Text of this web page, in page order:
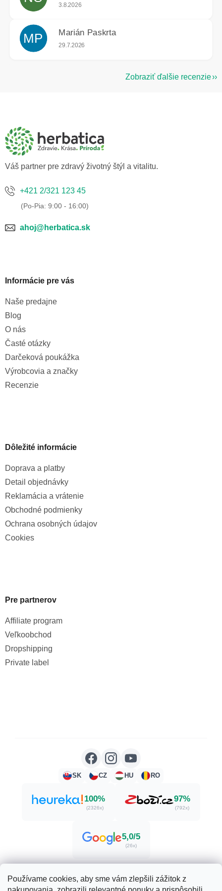
Používame cookies, aby sme vám zlepšili zážitok z
Hodnotenie obchodu je 5 z 5 hviezdičiek.
3.8.2026
MP Marián Paskrta
Hodnotenie obchodu je 5 z 5 hviezdičiek.
29.7.2026
Zobraziť ďalšie recenzie
Váš partner pre zdravý životný štýl a vitalitu.
+421 2/321 123 45
ahoj@herbatica.sk
Informácie pre vás
Naše predajne
Blog
O nás
Časté otázky
Darčeková poukážka
Výrobcovia a značky
Recenzie
Dôležité informácie
Doprava a platby
Detail objednávky
Reklamácia a vrátenie
Obchodné podmienky
Ochrana osobných údajov
Cookies
Pre partnerov
Affiliate program
Veľkoobchod
Dropshipping
Private label
SK CZ HU RO
100%
(2326x)
97%
(792x)
5,0/5
(26x)